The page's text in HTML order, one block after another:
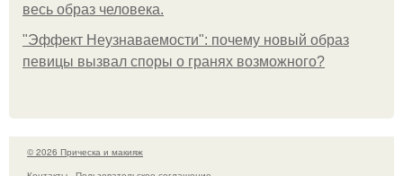
весь образ человека.
"Эффект Неузнаваемости": почему новый образ
певицы вызвал споры о гранях возможного?
© 2026 Прическа и макияж